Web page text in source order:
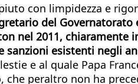
con limpidezza e
del
nel 2011, chiaramente
esistenti negli
e al quale Papa
che peraltro non ha